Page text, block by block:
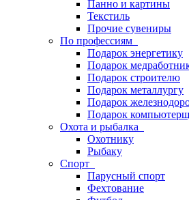
Панно и картины
Текстиль
Прочие сувениры
По профессиям
Подарок энергетику
Подарок
Подарок строителю
Подарок металлургу
Подарок
Подарок
Охота и рыбалка
Охотнику
Рыбаку
Спорт
Парусный спорт
Фехтование